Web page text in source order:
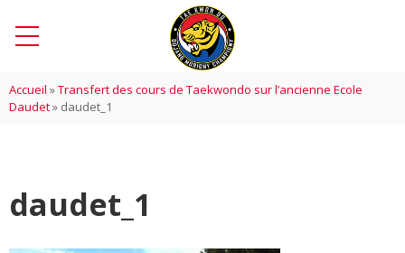
Accueil »Transfert des cours de Taekwondo sur l’ancienne Ecole
Daudet» daudet_1
daudet_1